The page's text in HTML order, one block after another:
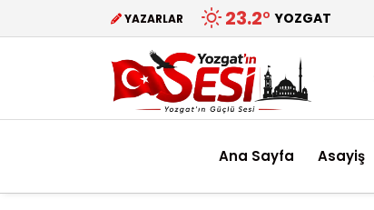
YAZARLAR 23.2° YOZGAT
Ana Sayfa Asayiş